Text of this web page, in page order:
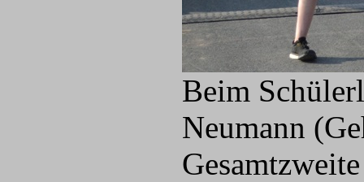
Beim
Neumann